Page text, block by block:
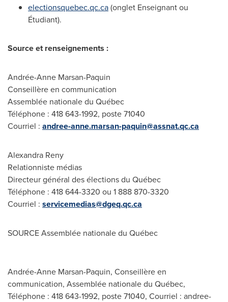
electionsquebec.qc.ca(onglet Enseignant ou
Étudiant).
Source et renseignements :
Andrée-Anne Marsan-Paquin
Conseillère en communication
Assemblée nationale du Québec
Téléphone : 418 643-1992, poste 71040
Courriel : andree-anne.marsan-paquin@assnat.qc.ca
Alexandra Reny
Relationniste médias
Directeur général des élections du Québec
Téléphone : 418 644-3320 ou 1 888 870-3320
Courriel : servicemedias@dgeq.qc.ca
SOURCE Assemblée nationale du Québec
Andrée-Anne Marsan-Paquin, Conseillère en
communication, Assemblée nationale du Québec,
Téléphone : 418 643-1992, poste 71040, Courriel : andree-